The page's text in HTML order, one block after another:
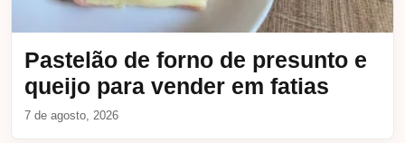
Pastelão de forno de presunto e
queijo para vender em fatias
7 de agosto, 2026